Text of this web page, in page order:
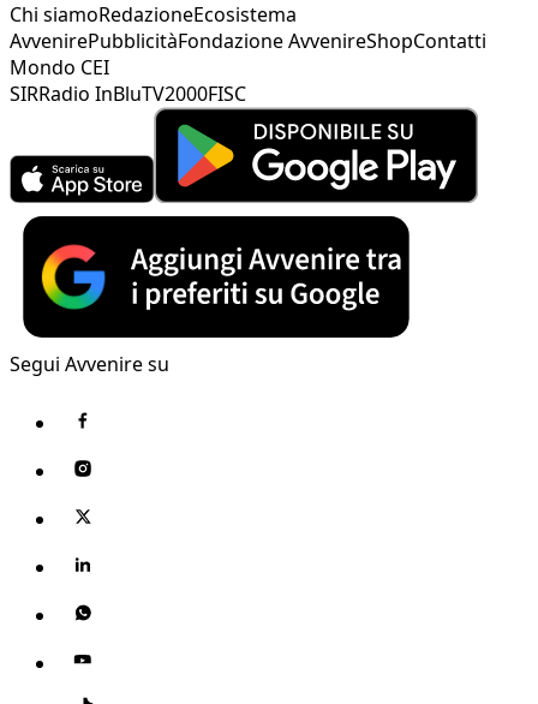
Chi siamoRedazioneEcosistema
AvvenirePubblicitàFondazione AvvenireShopContatti
Mondo CEI
SIRRadio InBluTV2000FISC
Segui Avvenire su